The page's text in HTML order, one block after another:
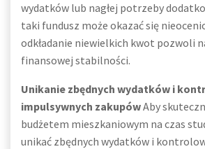
wydatków lub nagłej potrzeby
taki fundusz może okazać się
odkładanie niewielkich kwot pozwoli
finansowej stabilności.
Unikanie zbędnych wydatków i
impulsywnych zakupówAby
budżetem mieszkaniowym na czas
unikać zbędnych wydatków i